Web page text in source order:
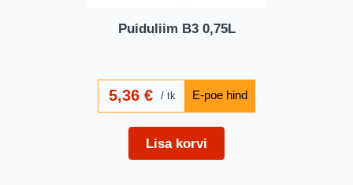
Puiduliim B3 0,75L
5,36€ tk
Lisa korvi